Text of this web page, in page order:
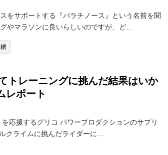
をサポートする『パラチノース』という名前を聞
やマラソンに良いらしいのですが、ど…
トレーニングに挑んだ結果はいか
レポート
応援するグリコ パワープロダクションのサプリ
クライムに挑んだライダーに…